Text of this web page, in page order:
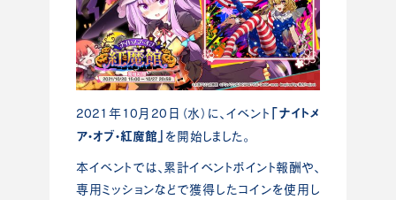
2021年10月20日（水）に、イベント 「ナイトメ
ア・オブ・紅魔館」 を開始しました。
本イベントでは、累計イベントポイント報酬や、
専用ミッションなどで獲得したコインを使用し